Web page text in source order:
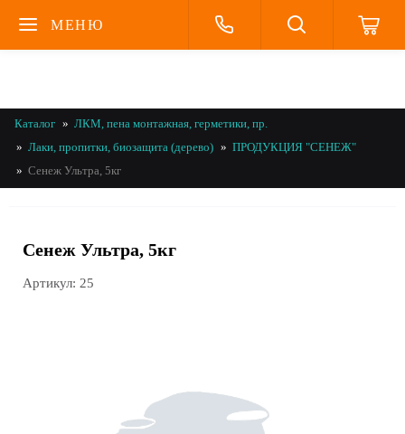
МЕНЮ
Каталог
ЛКМ, пена монтажная, герметики, пр.
Лаки, пропитки, биозащита (дерево)
ПРОДУКЦИЯ "СЕНЕЖ"
Сенеж Ультра, 5кг
Сенеж Ультра, 5кг
Артикул: 25